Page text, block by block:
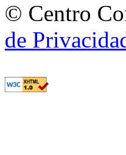
© Centro
de